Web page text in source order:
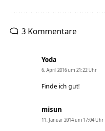
3 Kommentare
Yoda
6. April 2016 um 21:22 Uhr
Finde ich gut!
misun
11. Januar 2014 um 17:04 Uhr